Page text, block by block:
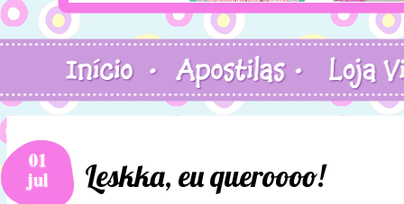
01
jul Leskka, eu queroooo!